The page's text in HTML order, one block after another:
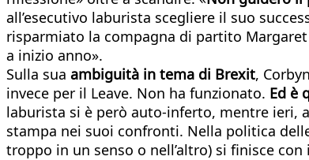
all’esecutivo laburista scegliere il suo
risparmiato la compagna di partito
a inizio anno».
Sulla sua ambiguità in tema di Brexit,
invece per il Leave. Non ha funzionato. Ed è
laburista si è però auto-inferto, mentre ieri,
stampa nei suoi confronti. Nella politica
troppo in un senso o nell’altro) si finisce